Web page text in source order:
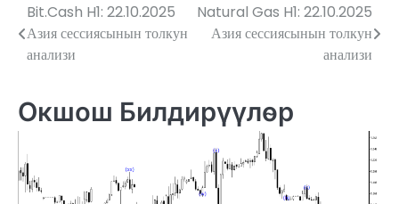
Жазуулар
боюнча
Bit.Cash H1: 22.10.2025
Азия сессиясынын толкун
анализи
Natural Gas H1: 22.10.2025
Азия сессиясынын толкун
анализи
Окшош Билдирүүлөр